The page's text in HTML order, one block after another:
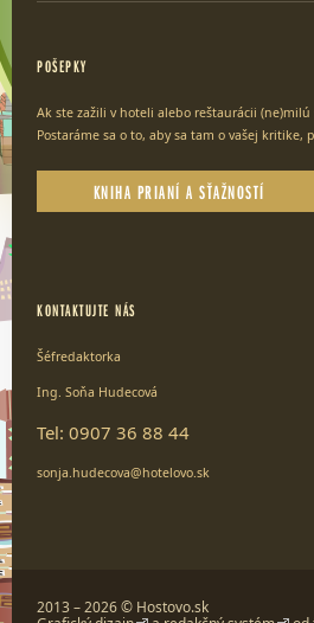
POŠEPKY
Ak ste zažili v hoteli alebo reštaurácii (ne)milú
Postaráme sa o to, aby sa tam o vašej kritike,
KNIHA PRIANÍ A SŤAŽNOSTÍ
KONTAKTUJTE NÁS
Šéfredaktorka
Ing. Soňa Hudecová
Tel: 0907 36 88 44
sonja.hudecova@hotelovo.sk
2013 – 2026 © Hostovo.sk